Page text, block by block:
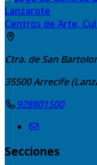
Centros de Arte,
Ctra. de San
35500Arrecife
928801500
Secciones